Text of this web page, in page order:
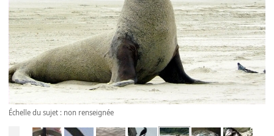
Échelle du sujet : non renseignée